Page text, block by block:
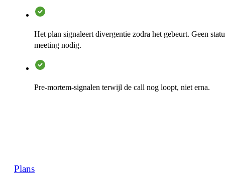
Het plan signaleert divergentie zodra het gebeurt. Geen
meeting nodig.
Pre-mortem-signalen terwijl de call nog loopt, niet erna.
Plans